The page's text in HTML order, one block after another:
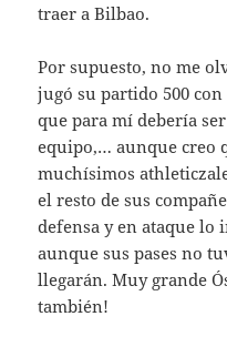
traer a Bilbao.
Por supuesto, no me
jugó su partido 500
que para mí debería
equipo,… aunque creo
muchísimos
el resto de sus
defensa y en ataque lo
aunque sus pases no
llegarán. Muy grande
también!